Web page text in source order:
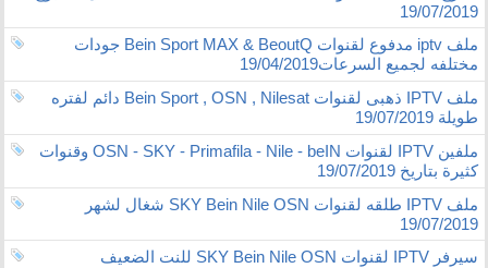
19/07/2019
ملف iptv مدفوع لقنوات Bein Sport MAX & BeoutQ جودات
مختلفه لجميع السرعات19/04/2019
ملف IPTV ذهبى لقنوات Bein Sport , OSN , Nilesat دائم لفتره
طويلة 19/07/2019
ملفين IPTV لقنوات OSN - SKY - Primafila - Nile - beIN وقنوات
كثيرة بتاريخ 19/07/2019
ملف IPTV طلقه لقنوات SKY Bein Nile OSN شغال لشهر
19/07/2019
سيرفر IPTV لقنوات SKY Bein Nile OSN للنت الضعيف